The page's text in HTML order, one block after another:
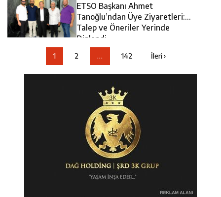
ETSO Başkanı Ahmet
Tanoğlu’ndan Üye Ziyaretleri:
Talep ve Öneriler Yerinde
Dinlendi
1 2 … 142 İleri ›